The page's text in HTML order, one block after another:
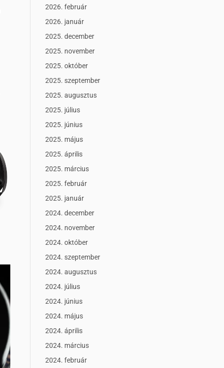
2026. február
2026. január
2025. december
2025. november
2025. október
2025. szeptember
2025. augusztus
2025. július
2025. június
2025. május
2025. április
2025. március
2025. február
2025. január
2024. december
2024. november
2024. október
2024. szeptember
2024. augusztus
2024. július
2024. június
2024. május
2024. április
2024. március
2024. február